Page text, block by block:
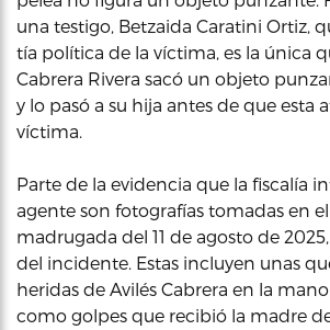
una testigo, Betzaida Caratini Ortiz,
tía política de la víctima, es la única
Cabrera Rivera sacó un objeto
y lo pasó a su hija antes de que esta
víctima.
Parte de la evidencia que la fiscalía
agente son fotografías tomadas en
madrugada del 11 de agosto de
del incidente. Estas incluyen unas
heridas de Avilés Cabrera en la
como golpes que recibió la madre